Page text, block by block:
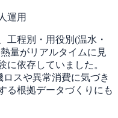
運用
工程別・用役別(温水・
量がリアルタイムに見
に依存していました。
スや異常消費に気づき
る根拠データづくりにも